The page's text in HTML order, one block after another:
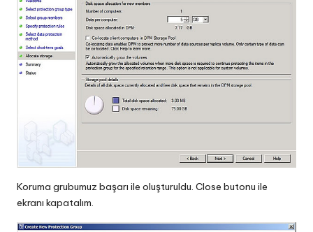
Koruma grubumuz başarı ile oluşturuldu. Close butonu ile
ekranı kapatalım.